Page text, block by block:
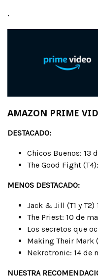
,
AMAZON PRIME
DESTACADO:
Chicos Buenos: 13
The Good Fight
MENOS DESTACADO:
Jack & Jill (T1 y T2)
The Priest: 10 de
Los secretos que
Making Their Mark
Nekrotronic: 14 de
NUESTRA